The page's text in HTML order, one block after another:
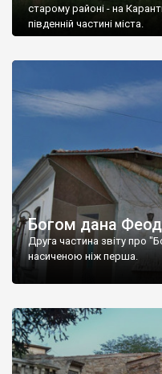
старому районі - на
південній частині міста.
Богом дана
Друга частина звіту про
насиченою ніж перша.